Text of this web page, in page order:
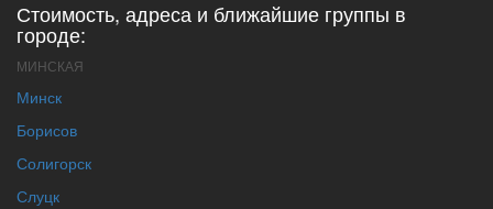
Стоимость, адреса и ближайшие группы в
городе:
МИНСКАЯ
Минск
Борисов
Солигорск
Слуцк